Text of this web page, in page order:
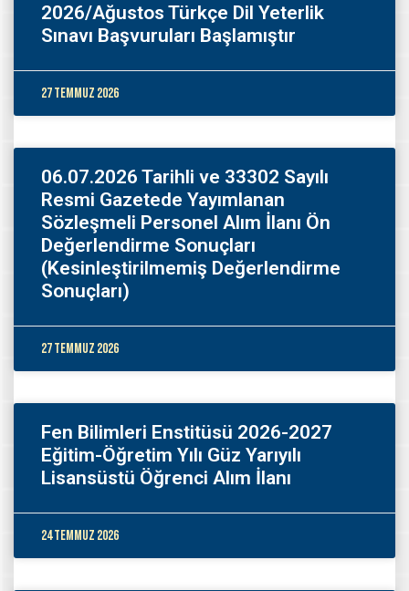
2026/Ağustos Türkçe Dil Yeterlik
Sınavı Başvuruları Başlamıştır
27 Temmuz 2026
06.07.2026 Tarihli ve 33302 Sayılı
Resmi Gazetede Yayımlanan
Sözleşmeli Personel Alım İlanı Ön
Değerlendirme Sonuçları
(Kesinleştirilmemiş Değerlendirme
Sonuçları)
27 Temmuz 2026
Fen Bilimleri Enstitüsü 2026-2027
Eğitim-Öğretim Yılı Güz Yarıyılı
Lisansüstü Öğrenci Alım İlanı
24 Temmuz 2026